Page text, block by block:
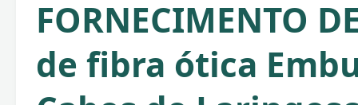
FORNECIMENTO
de fibra ótica